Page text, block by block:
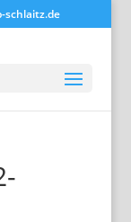
schlaitz.de